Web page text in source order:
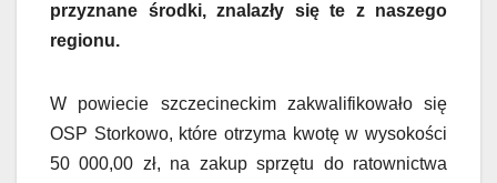
przyznane środki, znalazły się te z naszego
regionu.
W powiecie szczecineckim zakwalifikowało się
OSP Storkowo, które otrzyma kwotę w wysokości
50 000,00 zł, na zakup sprzętu do ratownictwa